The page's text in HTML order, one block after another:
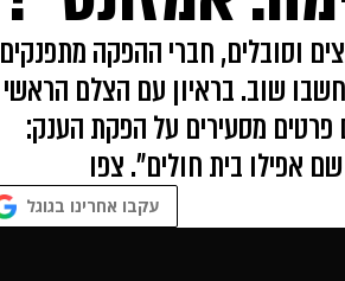
וסובלים, חברי ההפקה מתפנקים
שוב. בראיון עם הצלם הראשי
(שבת ב-21:15) נחשפים פרטים מסעירים על הפקת הענק:
אפילו בית חולים". צפו
עקבו אחרינו בגוגל